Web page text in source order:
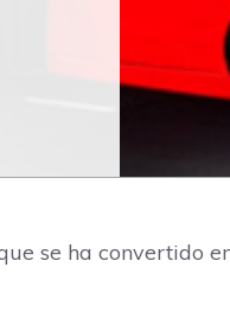
se ha convertido